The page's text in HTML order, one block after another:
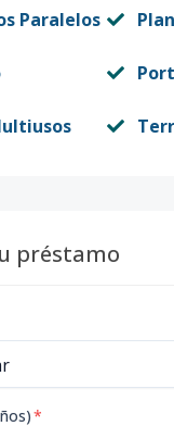
Paralelos
préstamo
*